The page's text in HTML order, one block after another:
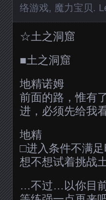
络游戏, 魔力宝贝 .
☆土之洞窟
■土之洞窟
地精诺姆
前面的路，惟有
进，必须先给我
地精
□进入条件不满
想不想试着挑战
…不过…以你目